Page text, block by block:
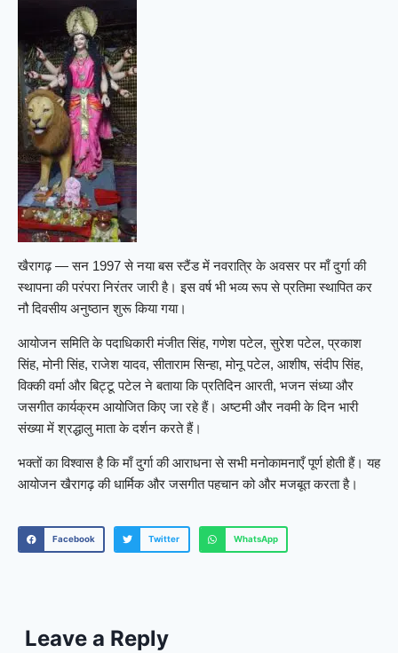
खैरागढ़ — सन 1997 से नया बस स्टैंड में नवरात्रि के अवसर पर माँ दुर्गा की
स्थापना की परंपरा निरंतर जारी है। इस वर्ष भी भव्य रूप से प्रतिमा स्थापित कर
नौ दिवसीय अनुष्ठान शुरू किया गया।
आयोजन समिति के पदाधिकारी मंजीत सिंह, गणेश पटेल, सुरेश पटेल, प्रकाश
सिंह, मोनी सिंह, राजेश यादव, सीताराम सिन्हा, मोनू पटेल, आशीष, संदीप सिंह,
विक्की वर्मा और बिट्टू पटेल ने बताया कि प्रतिदिन आरती, भजन संध्या और
जसगीत कार्यक्रम आयोजित किए जा रहे हैं। अष्टमी और नवमी के दिन भारी
संख्या में श्रद्धालु माता के दर्शन करते हैं।
भक्तों का विश्वास है कि माँ दुर्गा की आराधना से सभी मनोकामनाएँ पूर्ण होती हैं। यह
आयोजन खैरागढ़ की धार्मिक और जसगीत पहचान को और मजबूत करता है।
Facebook Twitter WhatsApp
Leave a Reply